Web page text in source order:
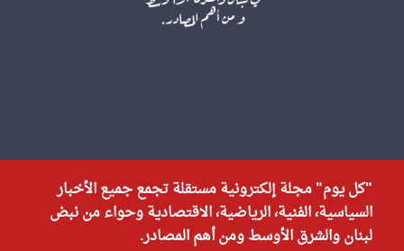
"كل يوم" مجلة إلكترونية مستقلة تجمع جميع الأخبار
السياسية، الفنية، الرياضية، الاقتصادية وحواء من نبض
لبنان والشرق الأوسط ومن أهم المصادر.